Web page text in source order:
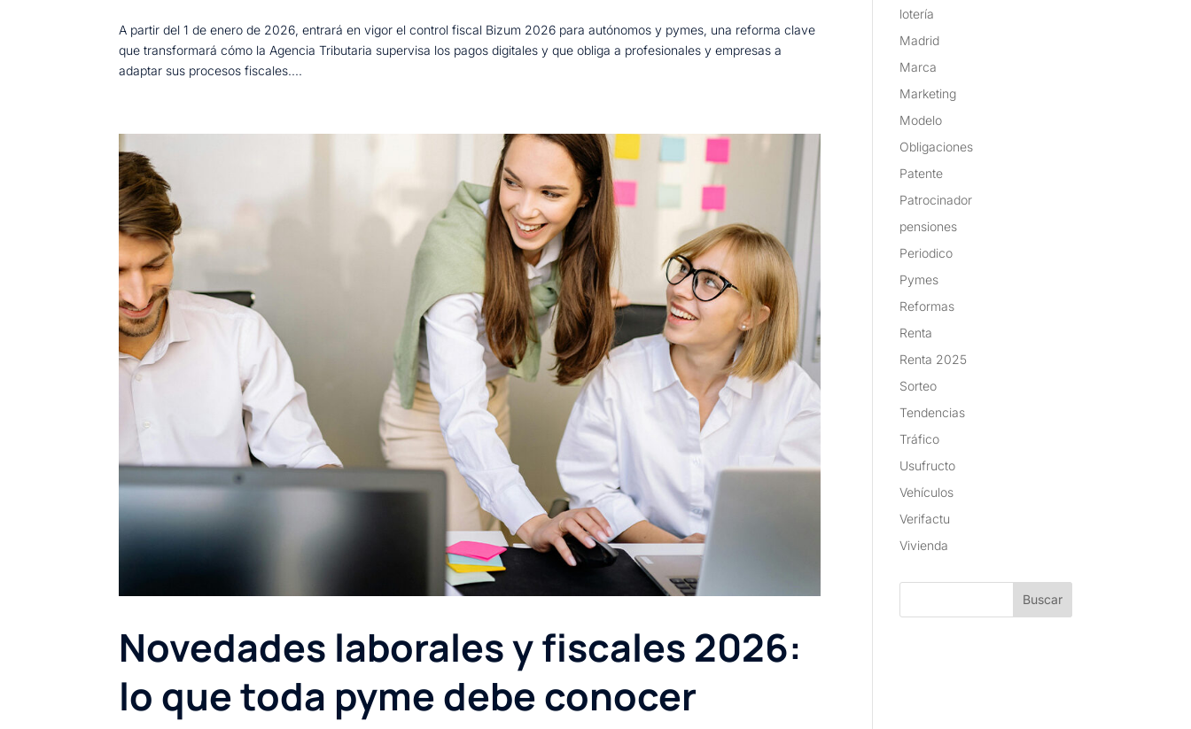
A partir del 1 de enero de 2026, entrará en vigor el control fiscal Bizum 2026 para autónomos y pymes, una reforma clave
que transformará cómo la Agencia Tributaria supervisa los pagos digitales y que obliga a profesionales y empresas a
adaptar sus procesos fiscales....
Novedades laborales y fiscales 2026:
lo que toda pyme debe conocer
lotería
Madrid
Marca
Marketing
Modelo
Obligaciones
Patente
Patrocinador
pensiones
Periodico
Pymes
Reformas
Renta
Renta 2025
Sorteo
Tendencias
Tráfico
Usufructo
Vehículos
Verifactu
Vivienda